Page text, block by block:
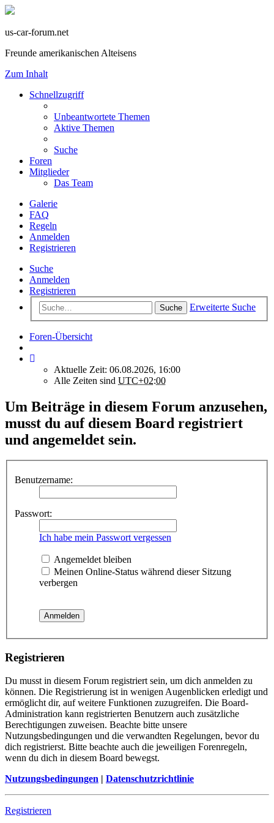
us-car-forum.net
Freunde amerikanischen Alteisens
Zum Inhalt
Schnellzugriff
Unbeantwortete Themen
Aktive Themen
Suche
Foren
Mitglieder
Das Team
Galerie
FAQ
Regeln
Anmelden
Registrieren
Suche
Anmelden
Registrieren
Suche Erweiterte Suche
Foren-Übersicht
Aktuelle Zeit: 06.08.2026, 16:00
Alle Zeiten sind UTC+02:00
Um Beiträge in diesem Forum anzusehen,
musst du auf diesem Board registriert
und angemeldet sein.
Benutzername:
Passwort:
Ich habe mein Passwort vergessen
Angemeldet bleiben
Meinen Online-Status während dieser Sitzung
verbergen
Registrieren
Du musst in diesem Forum registriert sein, um dich anmelden zu
können. Die Registrierung ist in wenigen Augenblicken erledigt und
ermöglicht dir, auf weitere Funktionen zuzugreifen. Die Board-
Administration kann registrierten Benutzern auch zusätzliche
Berechtigungen zuweisen. Beachte bitte unsere
Nutzungsbedingungen und die verwandten Regelungen, bevor du
dich registrierst. Bitte beachte auch die jeweiligen Forenregeln,
wenn du dich in diesem Board bewegst.
Nutzungsbedingungen | Datenschutzrichtlinie
Registrieren